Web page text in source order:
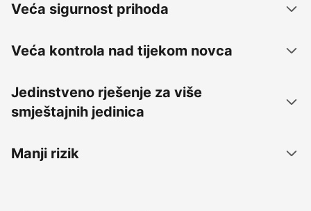
Veća sigurnost prihoda
Veća kontrola nad tijekom novca
Jedinstveno rješenje za više
smještajnih jedinica
Manji rizik